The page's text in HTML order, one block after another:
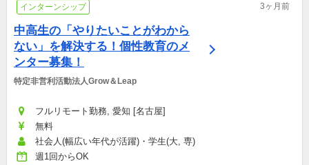
インターンシップ 3ヶ月前
中高生の「やりたいことがわから
ない」を解決する！個性教育のメ
ンター募集！
特定非営利活動法人Grow＆Leap
フルリモート勤務, 愛知 [名古屋]
無料
社会人(幅広い年代が活躍)・学生(大, 専)
週1回からOK